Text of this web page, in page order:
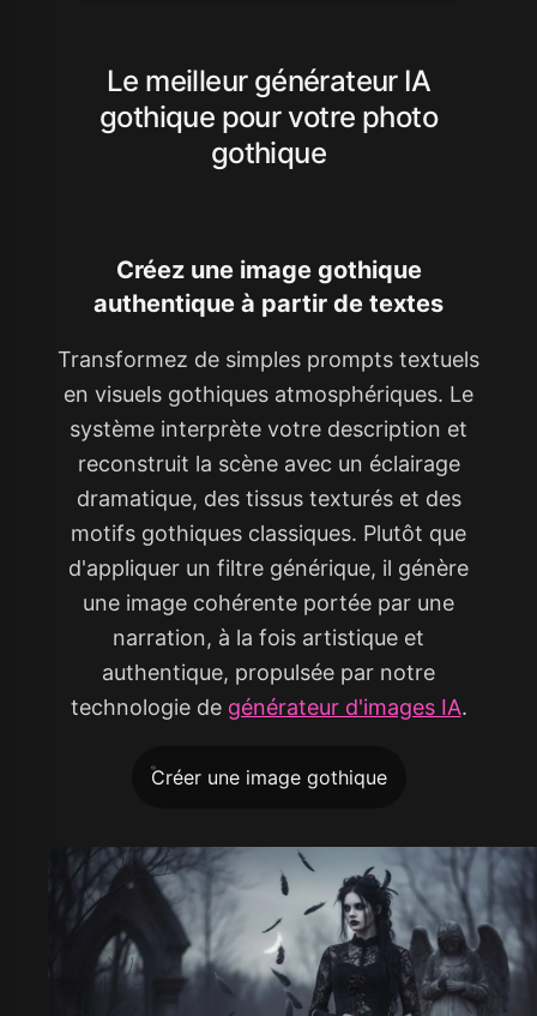
Le meilleur générateur IA
gothique pour votre photo
gothique
Créez une image gothique
authentique à partir de textes
Transformez de simples prompts textuels
en visuels gothiques atmosphériques. Le
système interprète votre description et
reconstruit la scène avec un éclairage
dramatique, des tissus texturés et des
motifs gothiques classiques. Plutôt que
d'appliquer un filtre générique, il génère
une image cohérente portée par une
narration, à la fois artistique et
authentique, propulsée par notre
technologie de générateur d'images IA.
Créer une image gothique